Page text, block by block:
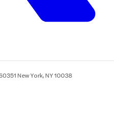
New York, NY 10038